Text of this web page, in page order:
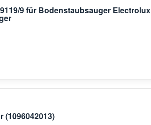
9 für Bodenstaubsauger Electrolux
(1096042013)